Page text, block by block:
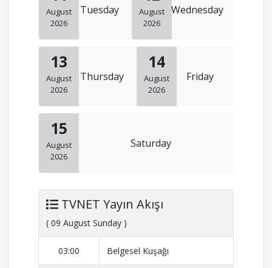
August
2026
Tuesday
August
2026
Wednesday
13
August
2026
Thursday
14
August
2026
Friday
15
August
2026
Saturday
TVNET Yayın Akışı
( 09 August Sunday )
03:00 Belgesel Kuşağı